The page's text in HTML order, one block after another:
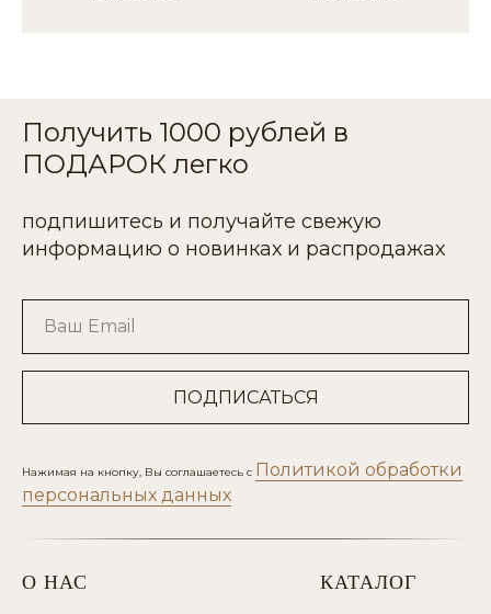
Получить 1000 рублей в
ПОДАРОК легко
подпишитесь и получайте свежую
информацию о новинках и распродажах
Ваш Email
ПОДПИСАТЬСЯ
Нажимая на кнопку, Вы соглашаетесь с Политикой обработки
персональных данных
О НАС КАТАЛОГ